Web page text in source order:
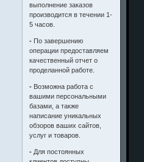
выполнение заказов
производится в течении 1-
5 часов.
- По завершению
операции предоставляем
качественный отчет о
проделанной работе.
- Возможна работа с
вашими персональными
базами, а также
написание уникальных
обзоров ваших сайтов,
услуг и товаров.
- Для постоянных